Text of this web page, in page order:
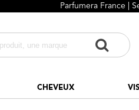
Parfumera France |
CHEVEUX